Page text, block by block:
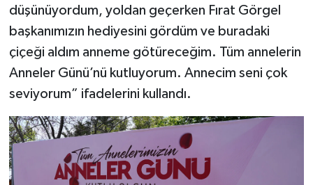
düşünüyordum, yoldan geçerken Fırat Görgel
başkanımızın hediyesini gördüm ve buradaki
çiçeği aldım anneme götüreceğim. Tüm annelerin
Anneler Günü’nü kutluyorum. Annecim seni çok
seviyorum” ifadelerini kullandı.